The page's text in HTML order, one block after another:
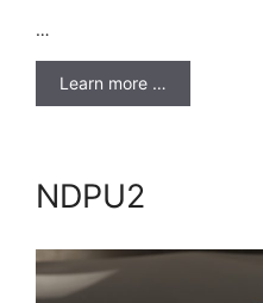
…
Learn more …
NDPU2